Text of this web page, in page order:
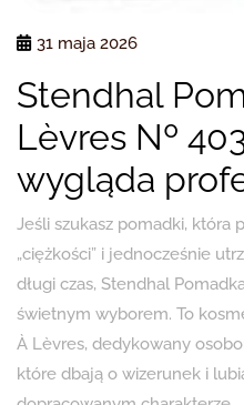
31 maja 2026
Stendhal
Lèvres Nº
wygląda
Jeśli szukasz pomadki, która
„ciężkości” i jednocześnie
długi czas, Stendhal
świetnym wyborem. To
À Lèvres, dedykowany
które dbają o wizerunek i